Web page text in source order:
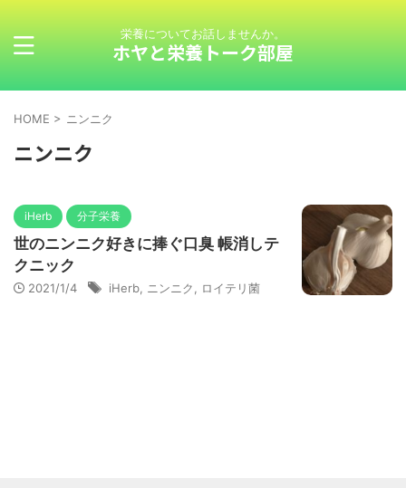
栄養についてお話しませんか。
ホヤと栄養トーク部屋
HOME > ニンニク
ニンニク
iHerb 分子栄養
世のニンニク好きに捧ぐ口臭 帳消しテ
クニック
2021/1/4 iHerb ニンニク ロイテリ菌